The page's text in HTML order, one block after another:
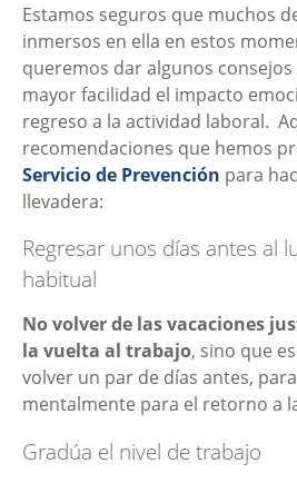
Estamos seguros que muchos
inmersos en ella en estos
queremos dar algunos
mayor facilidad el impacto
regreso a la actividad laboral.
recomendaciones que hemos
Servicio de Prevención para
llevadera:
Regresar unos días antes al
habitual
No volver de las vacaciones
la vuelta al trabajo, sino que
volver un par de días antes,
mentalmente para el retorno a
Gradúa el nivel de trabajo